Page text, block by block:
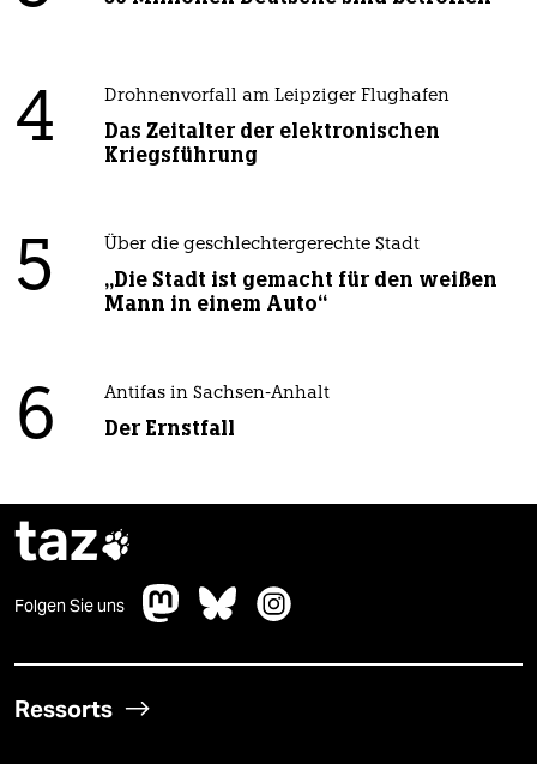
4 Drohnenvorfall am Leipziger Flughafen
Das Zeitalter der elektronischen
Kriegsführung
5 Über die geschlechtergerechte Stadt
„Die Stadt ist gemacht für den weißen
Mann in einem Auto“
6 Antifas in Sachsen-Anhalt
Der Ernstfall
taz
Folgen Sie uns
Ressorts